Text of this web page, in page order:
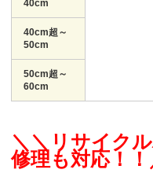
40cm
40cm超～
50cm
50cm超～
60cm
＼＼リサイク
修理も対応！！